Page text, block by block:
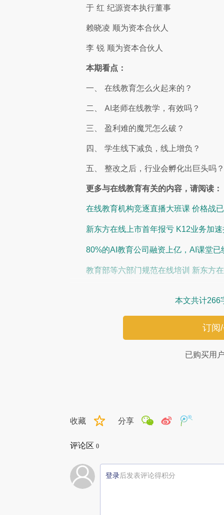
于 红 纪源资本执行董事
赖晓凌 顺为资本合伙人
李 锐 顺为资本合伙人
本期看点：
一、 在线教育怎么火起来的？
二、 AI老师在线教学，有效吗？
三、 盈利难的魔咒怎么破？
四、 学生线下减负，线上增负？
五、 整改之后，行业会孵化出巨头吗？
更多与在线教育有关的内容，请阅读：
在线教育机构竞逐直播大班课 价格战
新东方在线上市首年报亏 K12业务加
80%的AI教育公司融资上亿，AI课堂已
教育部等六部门规范在线培训 新东方
本文共计266
订阅
已购买用
收藏 分享
评论区 0
登录后发表评论得积分